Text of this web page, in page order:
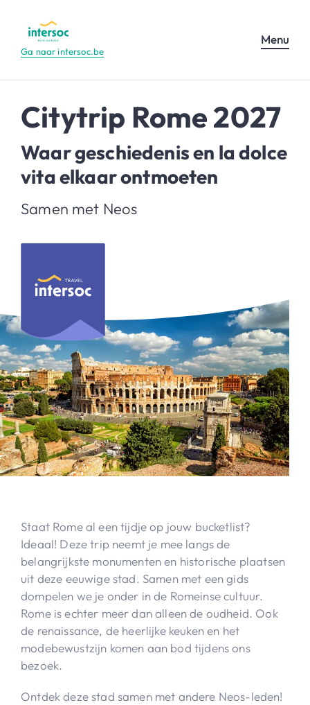
Ga naar intersoc.be
Menu
Citytrip Rome 2027
Waar geschiedenis en la dolce
vita elkaar ontmoeten
Samen met Neos
Staat Rome al een tijdje op jouw bucketlist?
Ideaal! Deze trip neemt je mee langs de
belangrijkste monumenten en historische plaatsen
uit deze eeuwige stad. Samen met een gids
dompelen we je onder in de Romeinse cultuur.
Rome is echter meer dan alleen de oudheid. Ook
de renaissance, de heerlijke keuken en het
modebewustzijn komen aan bod tijdens ons
bezoek.
Ontdek deze stad samen met andere Neos-leden!